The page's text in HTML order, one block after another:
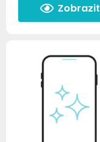
Zobrazit